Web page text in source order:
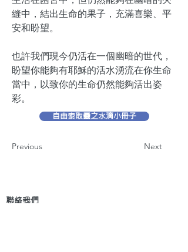
縫中，結出生命的果子，充滿喜樂、平
安和盼望。
也許我們現今仍活在一個幽暗的世代，
盼望你能夠有耶穌的活水湧流在你生命
當中，以致你的生命仍然能夠活出姿
彩。
自由索取靈之水滴小冊子
Previous Next
聯絡我們